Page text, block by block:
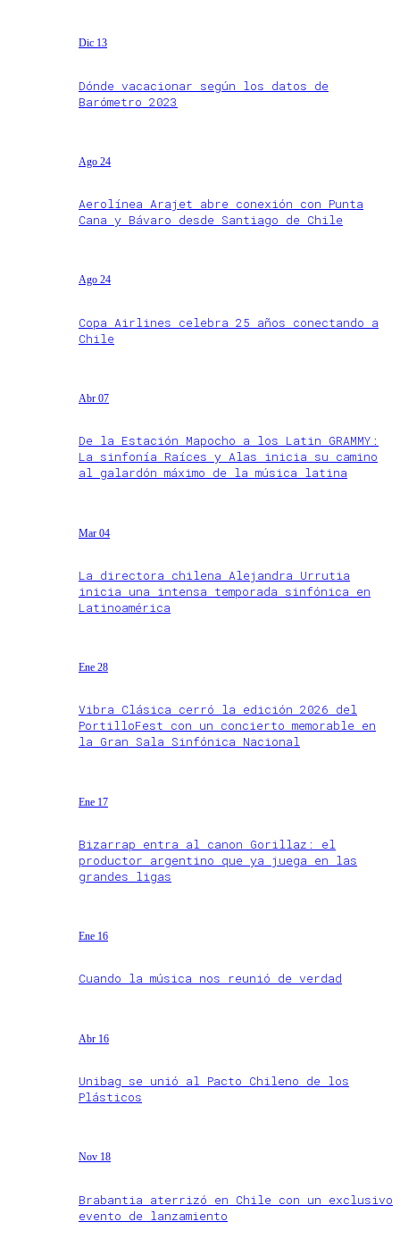
Dic 13
Dónde vacacionar según los datos de
Barómetro 2023
Ago 24
Aerolínea Arajet abre conexión con Punta
Cana y Bávaro desde Santiago de Chile
Ago 24
Copa Airlines celebra 25 años conectando a
Chile
Abr 07
De la Estación Mapocho a los Latin GRAMMY:
La sinfonía Raíces y Alas inicia su camino
al galardón máximo de la música latina
Mar 04
La directora chilena Alejandra Urrutia
inicia una intensa temporada sinfónica en
Latinoamérica
Ene 28
Vibra Clásica cerró la edición 2026 del
PortilloFest con un concierto memorable en
la Gran Sala Sinfónica Nacional
Ene 17
Bizarrap entra al canon Gorillaz: el
productor argentino que ya juega en las
grandes ligas
Ene 16
Cuando la música nos reunió de verdad
Abr 16
Unibag se unió al Pacto Chileno de los
Plásticos
Nov 18
Brabantia aterrizó en Chile con un exclusivo
evento de lanzamiento